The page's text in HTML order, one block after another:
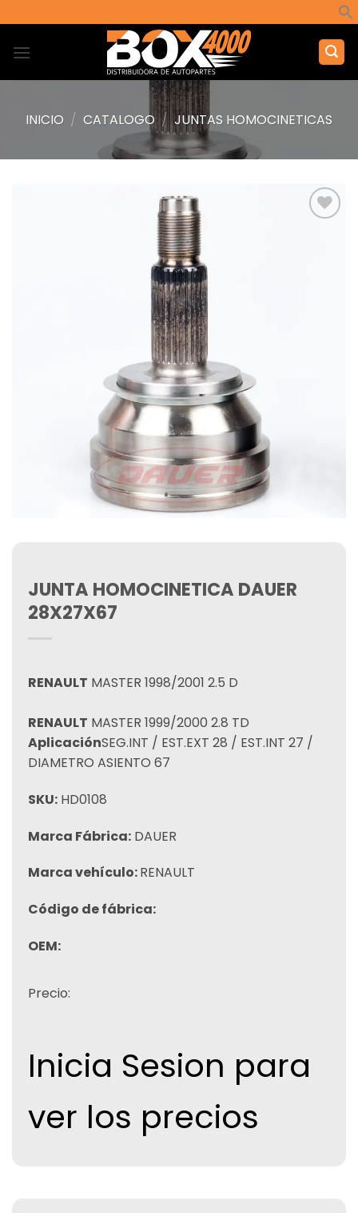
al
contenido
INICIO / CATALOGO / JUNTAS HOMOCINETICAS
JUNTA HOMOCINETICA DAUER
28X27X67
RENAULT MASTER 1998/2001 2.5 D
RENAULT MASTER 1999/2000 2.8 TD
AplicaciónSEG.INT / EST.EXT 28 / EST.INT 27 /
DIAMETRO ASIENTO 67
SKU: HD0108
Marca Fábrica: DAUER
Marca vehículo:RENAULT
Código de fábrica:
OEM:
Precio:
Inicia Sesion para
ver los precios